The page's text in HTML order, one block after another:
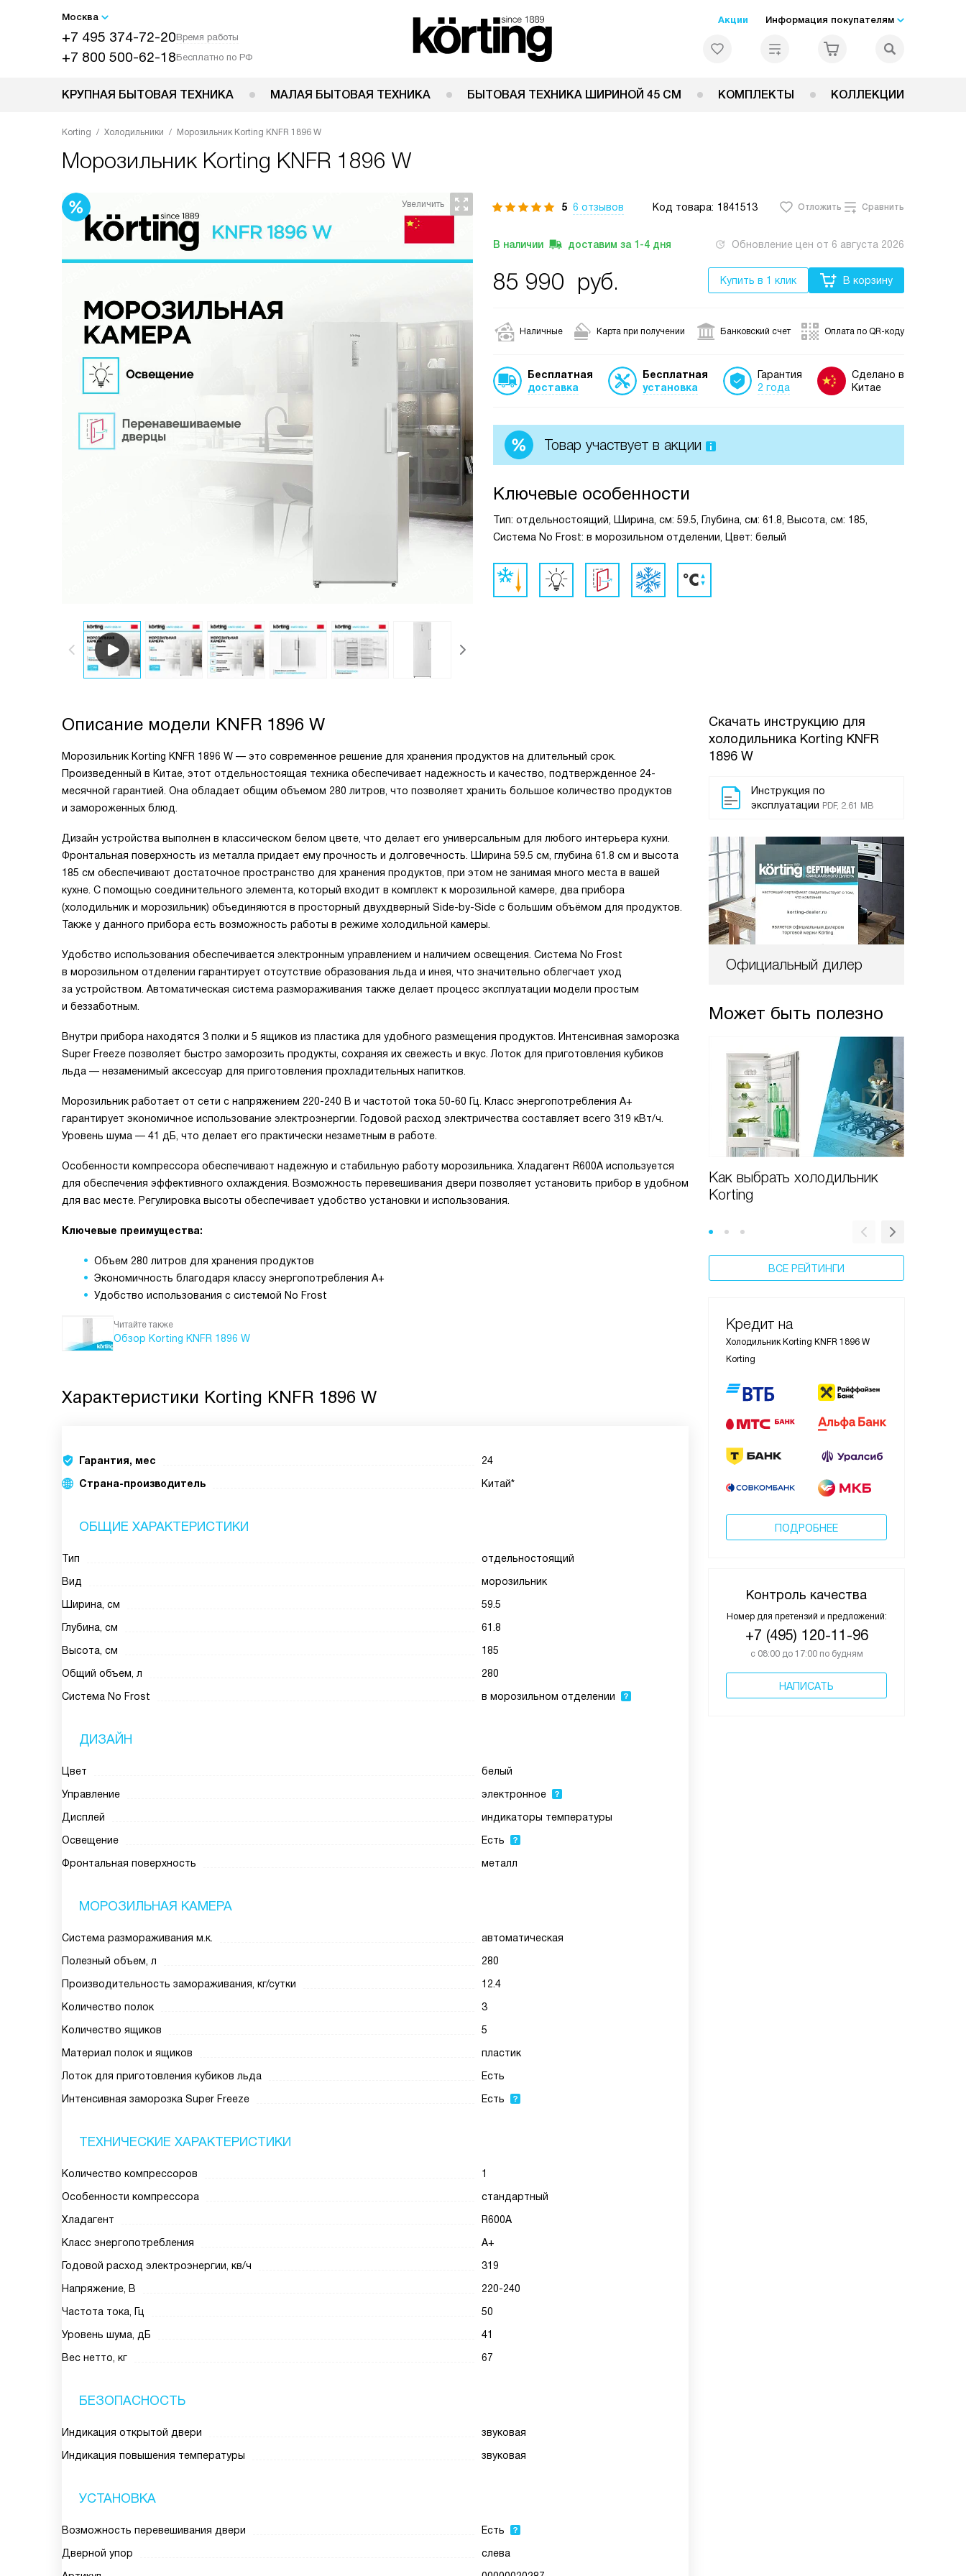
Москва
+7 495 374-72-20Время работы
+7 800 500-62-18Бесплатно по РФ
Акции Информация покупателям
КРУПНАЯ БЫТОВАЯ ТЕХНИКА МАЛАЯ БЫТОВАЯ ТЕХНИКА БЫТОВАЯ ТЕХНИКА ШИРИНОЙ 45 СМ КОМПЛЕКТЫ КОЛЛЕКЦИИ
Korting Холодильники Морозильник Korting KNFR 1896 W
Морозильник Korting KNFR 1896 W
5 6 отзывов Код товара: 1841513 Отложить Сравнить
В наличии доставим за 1-4 дня Обновление цен от 6 августа 2026
85 990 руб. Купить в 1 клик В корзину
Наличные Карта при получении Банковский счет Оплата по QR-коду
Бесплатная
доставка
Бесплатная
установка
Гарантия
2 года
Сделано в
Китае
Товар участвует в акции
Ключевые особенности
Тип: отдельностоящий, Ширина, см: 59.5, Глубина, см: 61.8, Высота, см: 185,
Система No Frost: в морозильном отделении, Цвет: белый
Скачать инструкцию для
холодильника Korting KNFR
1896 W
Инструкция по
эксплуатации PDF, 2.61 MB
Официальный дилер
Может быть полезно
Как выбрать холодильник
Korting
ВСЕ РЕЙТИНГИ
Кредит на
Холодильник Korting KNFR 1896 W
Korting
ПОДРОБНЕЕ
Контроль качества
Номер для претензий и предложений:
+7 (495) 120-11-96
с 08:00 до 17:00 по будням
НАПИСАТЬ
Описание модели KNFR 1896 W
Морозильник Korting KNFR 1896 W — это современное решение для хранения продуктов на длительный срок.
Произведенный в Китае, этот отдельностоящая техника обеспечивает надежность и качество, подтвержденное 24-
месячной гарантией. Она обладает общим объемом 280 литров, что позволяет хранить большое количество продуктов
и замороженных блюд.
Дизайн устройства выполнен в классическом белом цвете, что делает его универсальным для любого интерьера кухни.
Фронтальная поверхность из металла придает ему прочность и долговечность. Ширина 59.5 см, глубина 61.8 см и высота
185 см обеспечивают достаточное пространство для хранения продуктов, при этом не занимая много места в вашей
кухне. С помощью соединительного элемента, который входит в комплект к морозильной камере, два прибора
(холодильник и морозильник) объединяются в просторный двухдверный Side-by-Side с большим объёмом для продуктов.
Также у данного прибора есть возможность работы в режиме холодильной камеры.
Удобство использования обеспечивается электронным управлением и наличием освещения. Система No Frost
в морозильном отделении гарантирует отсутствие образования льда и инея, что значительно облегчает уход
за устройством. Автоматическая система размораживания также делает процесс эксплуатации модели простым
и беззаботным.
Внутри прибора находятся 3 полки и 5 ящиков из пластика для удобного размещения продуктов. Интенсивная заморозка
Super Freeze позволяет быстро заморозить продукты, сохраняя их свежесть и вкус. Лоток для приготовления кубиков
льда — незаменимый аксессуар для приготовления прохладительных напитков.
Морозильник работает от сети с напряжением 220-240 В и частотой тока 50-60 Гц. Класс энергопотребления A+
гарантирует экономичное использование электроэнергии. Годовой расход электричества составляет всего 319 кВт/ч.
Уровень шума — 41 дБ, что делает его практически незаметным в работе.
Особенности компрессора обеспечивают надежную и стабильную работу морозильника. Хладагент R600A используется
для обеспечения эффективного охлаждения. Возможность перевешивания двери позволяет установить прибор в удобном
для вас месте. Регулировка высоты обеспечивает удобство установки и использования.
Ключевые преимущества:
Объем 280 литров для хранения продуктов
Экономичность благодаря классу энергопотребления A+
Удобство использования с системой No Frost
Читайте также
Обзор Korting KNFR 1896 W
Характеристики Korting KNFR 1896 W
Гарантия, мес
24
Страна-производитель
Китай*
ОБЩИЕ ХАРАКТЕРИСТИКИ
Тип
отдельностоящий
Вид
морозильник
Ширина, см
59.5
Глубина, см
61.8
Высота, см
185
Общий объем, л
280
Система No Frost
в морозильном отделении
ДИЗАЙН
Цвет
белый
Управление
электронное
Дисплей
индикаторы температуры
Освещение
Есть
Фронтальная поверхность
металл
МОРОЗИЛЬНАЯ КАМЕРА
Система размораживания м.к.
автоматическая
Полезный объем, л
280
Производительность замораживания, кг/сутки
12.4
Количество полок
3
Количество ящиков
5
Материал полок и ящиков
пластик
Лоток для приготовления кубиков льда
Есть
Интенсивная заморозка Super Freeze
Есть
ТЕХНИЧЕСКИЕ ХАРАКТЕРИСТИКИ
Количество компрессоров
1
Особенности компрессора
стандартный
Хладагент
R600A
Класс энергопотребления
A+
Годовой расход электроэнергии, кв/ч
319
Напряжение, В
220-240
Частота тока, Гц
50
Уровень шума, дБ
41
Вес нетто, кг
67
БЕЗОПАСНОСТЬ
Индикация открытой двери
звуковая
Индикация повышения температуры
звуковая
УСТАНОВКА
Возможность перевешивания двери
Есть
Дверной упор
слева